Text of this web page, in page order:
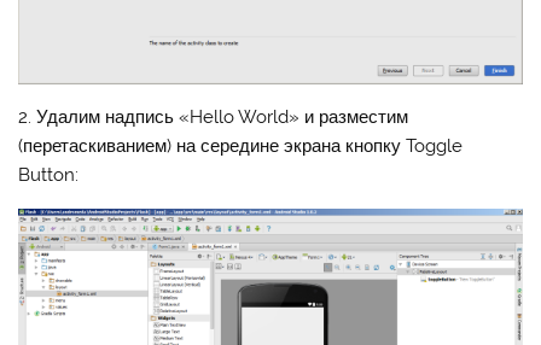
2. Удалим надпись «Hello World» и разместим
(перетаскиванием) на середине экрана кнопку Toggle
Button: